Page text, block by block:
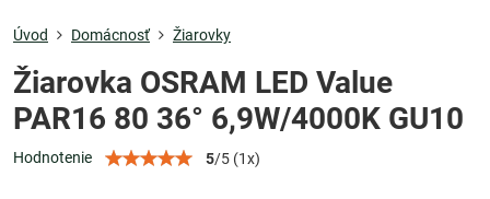
Úvod Domácnosť Žiarovky
Žiarovka OSRAM LED Value
PAR16 80 36° 6,9W/4000K GU10
Hodnotenie 5/5 (1x)